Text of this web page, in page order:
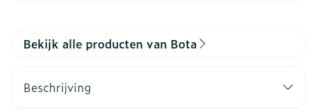
Bekijk alle producten van Bota
Beschrijving